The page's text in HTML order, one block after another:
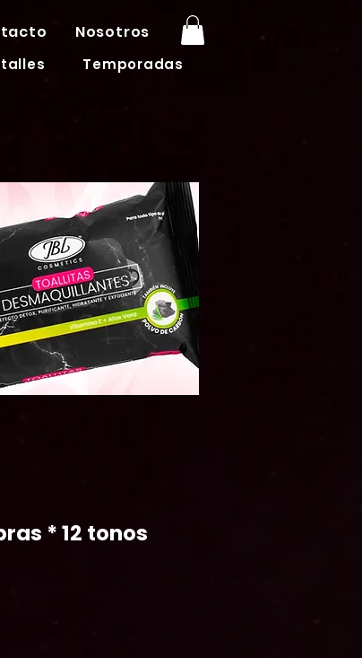
Nosotros
Temporadas
* 12 tonos